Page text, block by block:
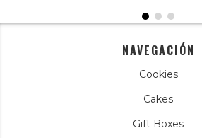
NAVEGACIÓN
Cookies
Cakes
Gift Boxes